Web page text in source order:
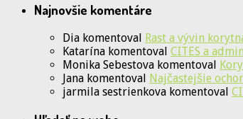
Najnovšie komentáre
Dia komentoval Rast a vývin
Katarína komentoval CITES a
Monika Sebestova komentoval
Jana komentoval Najčastejšie
jarmila sestrienkova komentoval